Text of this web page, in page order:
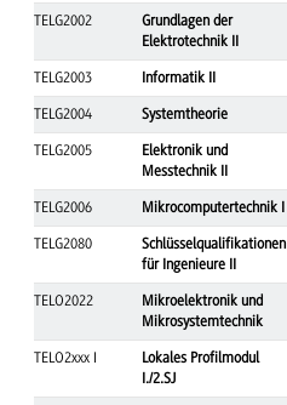
TELG2002
Grundlagen der
Elektrotechnik II
TELG2003 Informatik II
TELG2004 Systemtheorie
TELG2005
Elektronik und
Messtechnik II
TELG2006 Mikrocomputertechnik I
TELG2080
Schlüsselqualifikationen
für Ingenieure II
TELO2022
Mikroelektronik und
Mikrosystemtechnik
TELO2xxx I
Lokales Profilmodul
I./2.SJ